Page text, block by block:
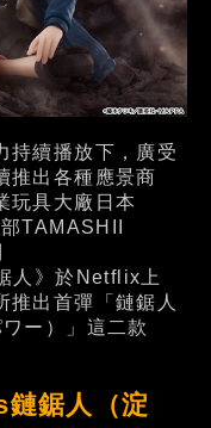
續播放下，廣受
推出各種應景商
玩具大廠日本
TAMASHII
人》於Netflix上
推出首彈「鏈鋸人
ー）」這二款
鋸人（淀